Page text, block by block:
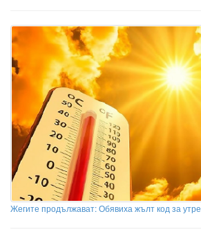
Жегите продължават: Обявиха жълт код за утре